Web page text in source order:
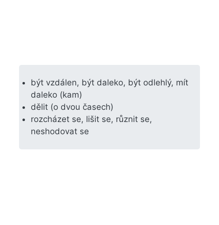
být vzdálen, být daleko, být odlehlý, mít
daleko (kam)
dělit (o dvou časech)
rozcházet se, lišit se, různit se,
neshodovat se